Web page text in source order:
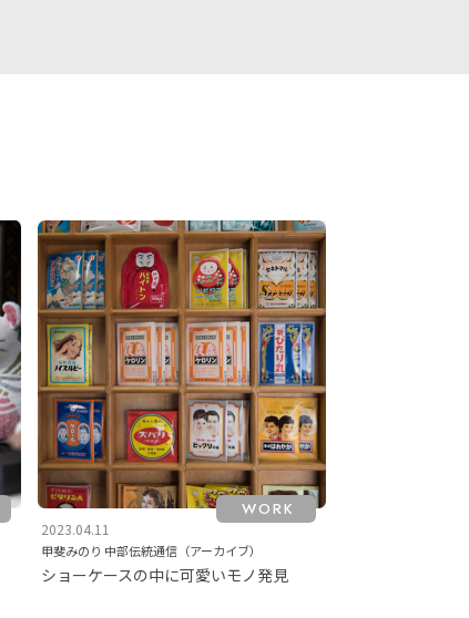
2023.04.11
WORK
甲斐みのり 中部伝統通信（アーカイブ）
ショーケースの中に可愛いモノ発見